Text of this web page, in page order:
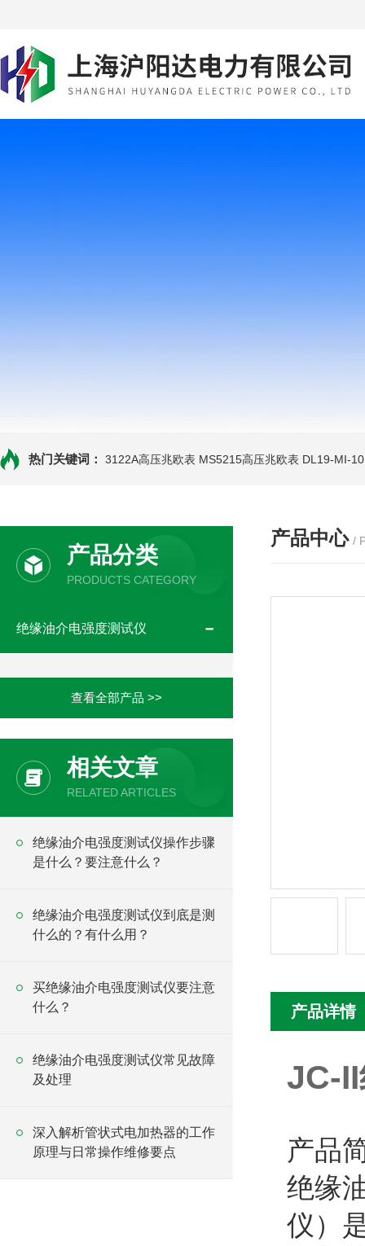
热门关键词： 3122A高压兆欧表 MS5215高压兆欧表 DL19-MI-
产品分类
PRODUCTS CATEGORY
绝缘油介电强度测试仪
查看全部产品 >>
相关文章
RELATED ARTICLES
绝缘油介电强度测试仪操作步骤
是什么？要注意什么？
绝缘油介电强度测试仪到底是测
什么的？有什么用？
买绝缘油介电强度测试仪要注意
什么？
绝缘油介电强度测试仪常见故障
及处理
深入解析管状式电加热器的工作
原理与日常操作维修要点
产品中心 /
产品详情
JC-
产品
绝缘
仪）